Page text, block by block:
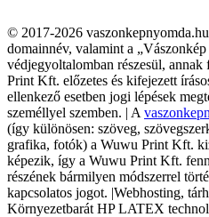
© 2017-2026
domainnév, valamint a
védjegyoltalomban részesül,
Print Kft. előzetes és kifejezett
ellenkező esetben jogi lépések
személlyel szemben. | A
(így különösen: szöveg,
grafika, fotók) a Wuwu Print Kft.
képezik, így a Wuwu Print Kft.
részének bármilyen módszerrel
kapcsolatos jogot. |Webhosting,
Környezetbarát HP LATEX